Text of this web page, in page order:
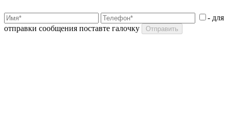
- для
отправки сообщения поставте галочку